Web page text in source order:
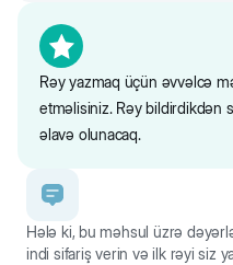
Rəy yazmaq üçün əvvəlcə
etməlisiniz. Rəy bildirdikdən
əlavə olunacaq.
Hələ ki, bu məhsul üzrə
indi sifariş verin və ilk rəyi siz